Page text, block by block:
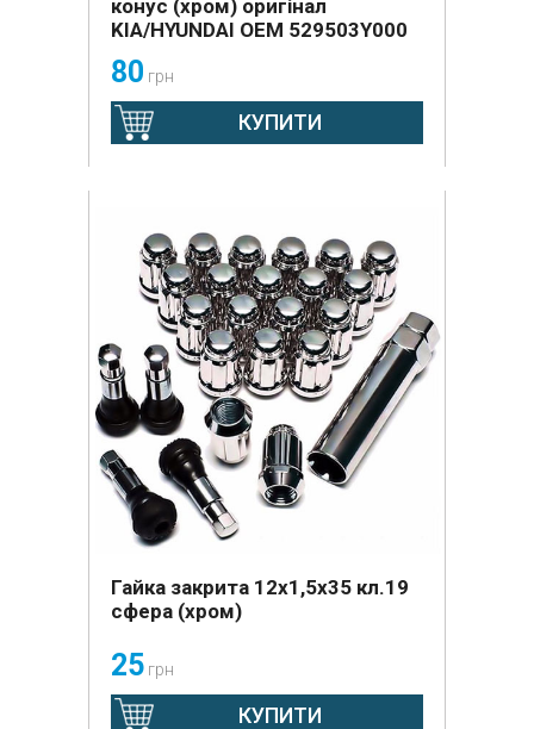
конус (хром) оригінал
KIA/HYUNDAI OEM 529503Y000
80 грн
КУПИТИ
Гайка закрита 12х1,5х35 кл.19
сфера (хром)
25 грн
КУПИТИ